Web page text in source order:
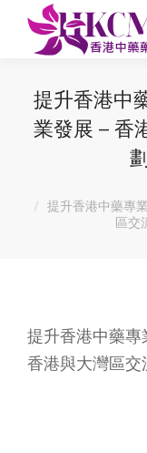
提升香港中
業發展 – 香
提升香港中藥專
區交
提升香港中藥
香港與大灣區交